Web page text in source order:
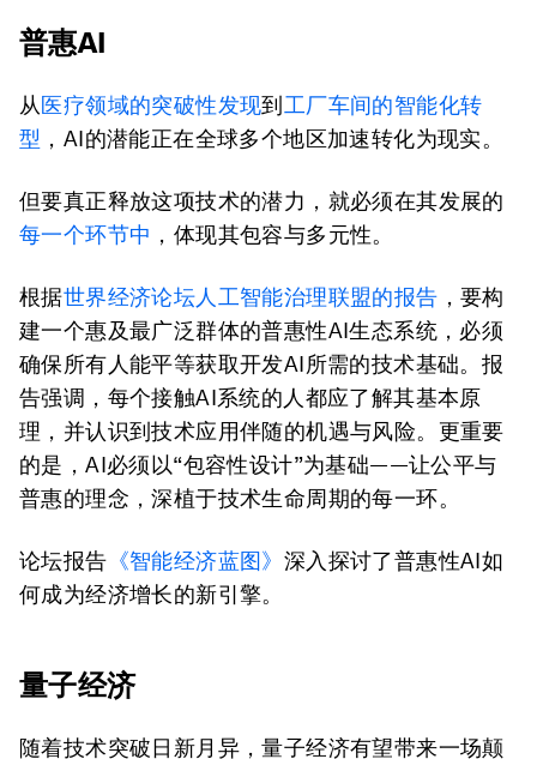
普惠AI
从医疗领域的突破性发现到 工厂车间的智能化转
型 ，AI的潜能正在全球多个地区加速转化为现实。
但要真正释放这项技术的潜力，就必须在其发展的
每一个环节中 ，体现其包容与多元性。
根据世界经济论坛人工智能治理联盟的报告 ，要构
建一个惠及最广泛群体的普惠性AI生态系统，必须
确保所有人能平等获取开发AI所需的技术基础。报
告强调，每个接触AI系统的人都应了解其基本原
理，并认识到技术应用伴随的机遇与风险。更重要
的是，AI必须以“包容性设计”为基础——让公平与
普惠的理念，深植于技术生命周期的每一环。
论坛报告 《智能经济蓝图》 深入探讨了普惠性AI如
何成为经济增长的新引擎。
量子经济
随着技术突破日新月异，量子经济有望带来一场颠